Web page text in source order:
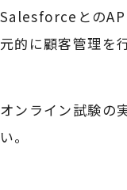
Salesforceとの
元的に顧客管理を
オンライン試験の
い。